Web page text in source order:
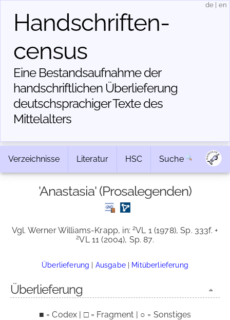
Handschriften­
census
Eine Bestandsaufnahme der
handschriftlichen Über­lieferung
deutschsprachiger Texte des
Mittelalters
de en
Verzeichnisse Literatur HSC Suche
'Anastasia' (Prosalegenden)
Vgl. Werner Williams-Krapp, in:2VL 1 (1978), Sp. 333f. +
2VL 11 (2004), Sp. 87.
Überlieferung | Ausgabe| Mitüberlieferung
Überlieferung
■ = Codex | □ = Fragment | ○ = Sonstiges